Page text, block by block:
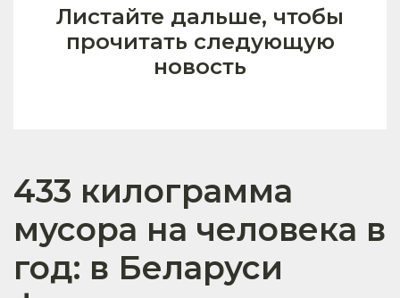
Листайте дальше, чтобы
прочитать следующую
новость
433 килограмма
мусора на человека в
год: в Беларуси